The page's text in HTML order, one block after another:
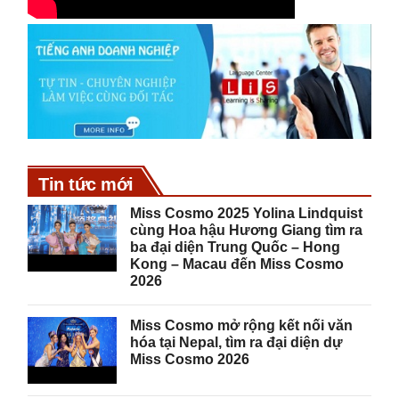
Tin tức mới
Miss Cosmo 2025 Yolina Lindquist
cùng Hoa hậu Hương Giang tìm ra
ba đại diện Trung Quốc – Hong
Kong – Macau đến Miss Cosmo
2026
Miss Cosmo mở rộng kết nối văn
hóa tại Nepal, tìm ra đại diện dự
Miss Cosmo 2026